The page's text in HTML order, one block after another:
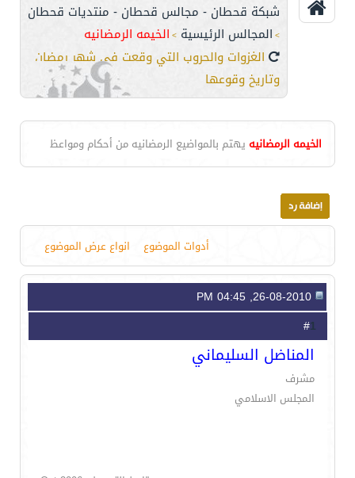
شبكة قحطان - مجالس قحطان - منتديات قحطان
> المجالس الرئيسية > الخيمه الرمضانيه
الغزوات والحروب التي وقعت فى شهر رمضان
وتاريخ وقوعها
الخيمه الرمضانيه يهتم بالمواضيع الرمضانيه من أحكام ومواعظ
أدوات الموضوع انواع عرض الموضوع
1
المناضل السليماني
مشرف
المجلس الاسلامي